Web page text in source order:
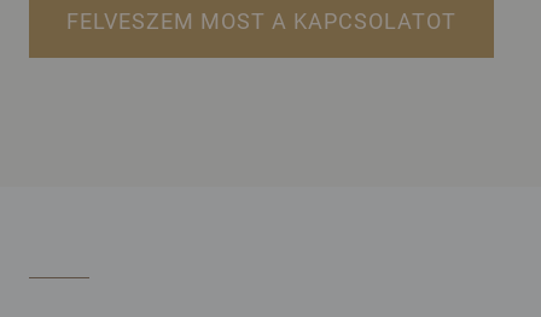
FELVESZEM MOST A KAPCSOLATOT